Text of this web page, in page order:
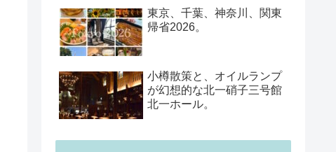
東京、千葉、神奈川、関東
帰省2026。
小樽散策と、オイルランプ
が幻想的な北一硝子三号館
北一ホール。